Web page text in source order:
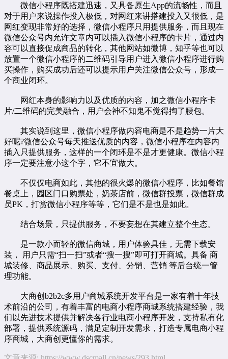
微信小程序既搭建迅速，又具备原生App的流畅性，而且
对于用户来说操作投入极低，对网红来讲搭建投入又很低，是
网红变现非常好的选择，微信小程序只用提供服务，而且现在
微信公众号内允许文章内可以插入微信小程序的卡片，通过内
容可以直接促成商品的转化，其他网站如微博，知乎等也可以
放置一个微信小程序的二维码引导用户进入微信小程序进行购
买操作，购买成功后还可以提示用户关注微信公众号，形成一
个商业闭环。
网红本身的影响力以及优质的内容，加之微信小程序卡
片/二维码的完美融合，用户会神不知鬼不觉得掏了腰包。
其实说到这里，微信小程序做内容电商是不是趋势一片大
好呢?微信公众号每天推送优质的内容，微信小程序在内容内
插入只提供服务，这样的一个闭环是不是才更健康。微信小程
序一定要注意小这个字，它不宜做大。
不仅仅电商如此，其他的很火爆的微信小程序，比如餐馆
餐桌上，园区门口购票处，奶茶店前，微信群投票，微信群成
员PK，打赏微信小程序等等，它们是不是也是如此。
结合场景，只提供服务，不要妄想在其建立整个生态。
是一款小而轻的微信商城，用户体验具佳，无需下载安
装， 用户只需“扫一扫”或者“搜一搜”即可打开商城。具备 商
城装修、商品展示、购买、支付、分销、营销 等后台统一管
理功能。
大商创 b2b2c多用户商城系统开发平台是一家有着十年技
术前沿的公司，有着丰富的电商小程序商城系统搭建经验，我
们以先进技术提供并解决各行业电商小程序开发 ，支持私有化
部署，提供系统源码，满足定制开发需求，打造专属电商小程
序商城，大商创更懂你的需求。